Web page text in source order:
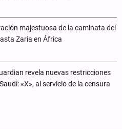
majestuosa de la caminata del
Zaria en África
revela nuevas restricciones
«X», al servicio de la censura